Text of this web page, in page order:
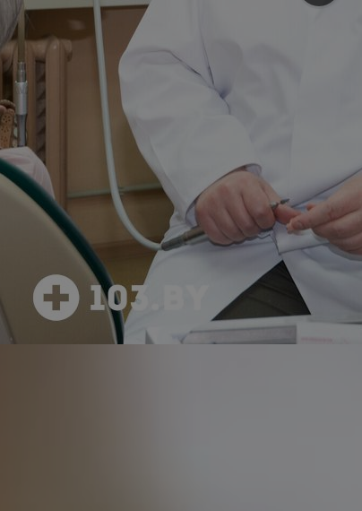
22 отзыва